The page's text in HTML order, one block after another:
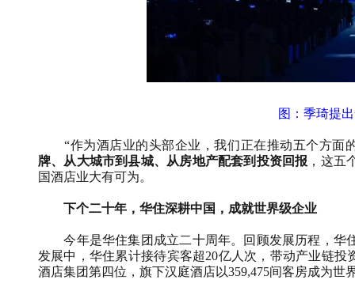
图：季琦提
“作为酒店业的头部企业，我们正在推动五个方面
牌、从大城市到县城、从房地产配套到投资回报 ，这五
国酒店业大有可为。
下个二十年，华住深耕中国，成就世界级企业
今年是华住集团成立二十周年。回顾发展历程，
发展中，华住累计接待宾客超20亿人次，带动产业链投
酒店集团第四位，旗下汉庭酒店以359,475间客房成为世